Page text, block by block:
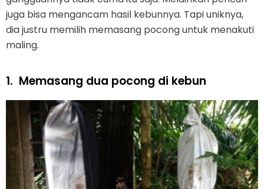
juga bisa mengancam hasil kebunnya. Tapi uniknya,
dia justru memilih memasang pocong untuk menakuti
maling.
1. Memasang dua pocong di kebun